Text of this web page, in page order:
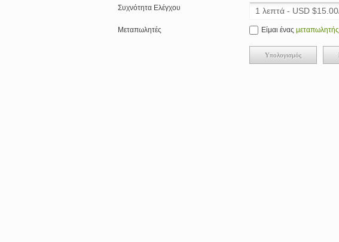
Συχνότητα Ελέγχου
Μεταπωλητές Είμαι ένας μεταπωλητής